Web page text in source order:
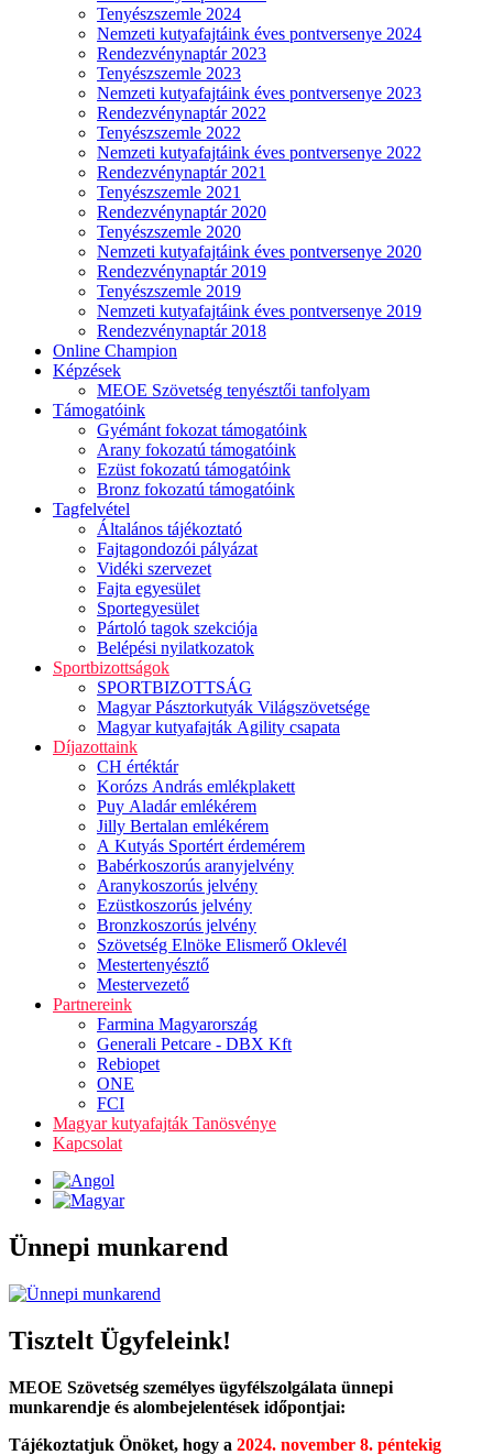
Tenyészszemle 2024
Nemzeti kutyafajtáink éves pontversenye 2024
Rendezvénynaptár 2023
Tenyészszemle 2023
Nemzeti kutyafajtáink éves pontversenye 2023
Rendezvénynaptár 2022
Tenyészszemle 2022
Nemzeti kutyafajtáink éves pontversenye 2022
Rendezvénynaptár 2021
Tenyészszemle 2021
Rendezvénynaptár 2020
Tenyészszemle 2020
Nemzeti kutyafajtáink éves pontversenye 2020
Rendezvénynaptár 2019
Tenyészszemle 2019
Nemzeti kutyafajtáink éves pontversenye 2019
Rendezvénynaptár 2018
Online Champion
Képzések
MEOE Szövetség tenyésztői tanfolyam
Támogatóink
Gyémánt fokozat támogatóink
Arany fokozatú támogatóink
Ezüst fokozatú támogatóink
Bronz fokozatú támogatóink
Tagfelvétel
Általános tájékoztató
Fajtagondozói pályázat
Vidéki szervezet
Fajta egyesület
Sportegyesület
Pártoló tagok szekciója
Belépési nyilatkozatok
Sportbizottságok
SPORTBIZOTTSÁG
Magyar Pásztorkutyák Világszövetsége
Magyar kutyafajták Agility csapata
Díjazottaink
CH értéktár
Korózs András emlékplakett
Puy Aladár emlékérem
Jilly Bertalan emlékérem
A Kutyás Sportért érdemérem
Babérkoszorús aranyjelvény
Aranykoszorús jelvény
Ezüstkoszorús jelvény
Bronzkoszorús jelvény
Szövetség Elnöke Elismerő Oklevél
Mestertenyésztő
Mestervezető
Partnereink
Farmina Magyarország
Generali Petcare - DBX Kft
Rebiopet
ONE
FCI
Magyar kutyafajták Tanösvénye
Kapcsolat
Ünnepi munkarend
Tisztelt Ügyfeleink!
MEOE Szövetség személyes ügyfélszolgálata ünnepi
munkarendje és alombejelentések időpontjai:
Tájékoztatjuk Önöket, hogy a 2024. november 8. péntekig